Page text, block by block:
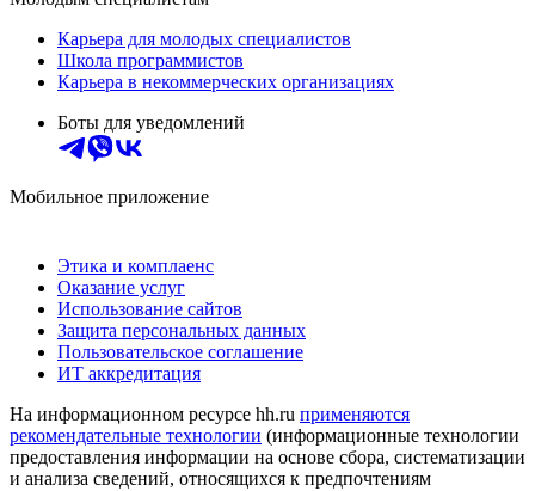
Карьера для молодых специалистов
Школа программистов
Карьера в некоммерческих организациях
Боты для уведомлений
Мобильное приложение
Этика и комплаенс
Оказание услуг
Использование сайтов
Защита персональных данных
Пользовательское соглашение
ИТ аккредитация
На информационном ресурсе hh.ru применяются
рекомендательные технологии (информационные технологии
предоставления информации на основе сбора, систематизации
и анализа сведений, относящихся к предпочтениям